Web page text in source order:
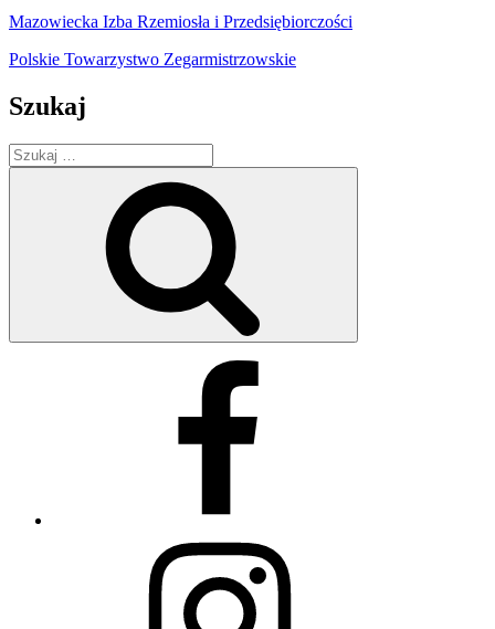
Mazowiecka Izba Rzemiosła i Przedsiębiorczości
Polskie Towarzystwo Zegarmistrzowskie
Szukaj
Szukaj: